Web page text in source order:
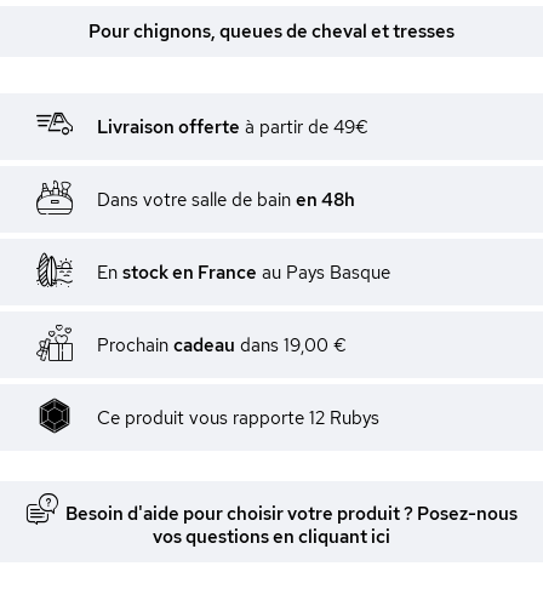
Pour chignons, queues de cheval et tresses
Livraison offerte à partir de 49€
Dans votre salle de bain en 48h
En stock en France au Pays Basque
Prochain cadeau dans 19,00 €
Ce produit vous rapporte 12 Rubys
Besoin d'aide pour choisir votre produit ? Posez-nous
vos questions en cliquant ici